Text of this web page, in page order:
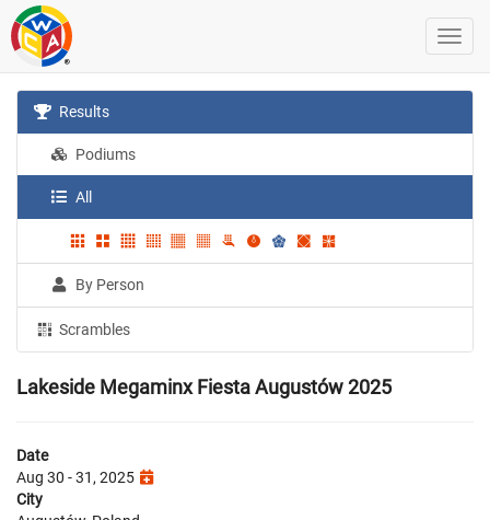
Results
Podiums
All
By Person
Scrambles
Lakeside Megaminx Fiesta Augustów 2025
Date
Aug 30 - 31, 2025
City